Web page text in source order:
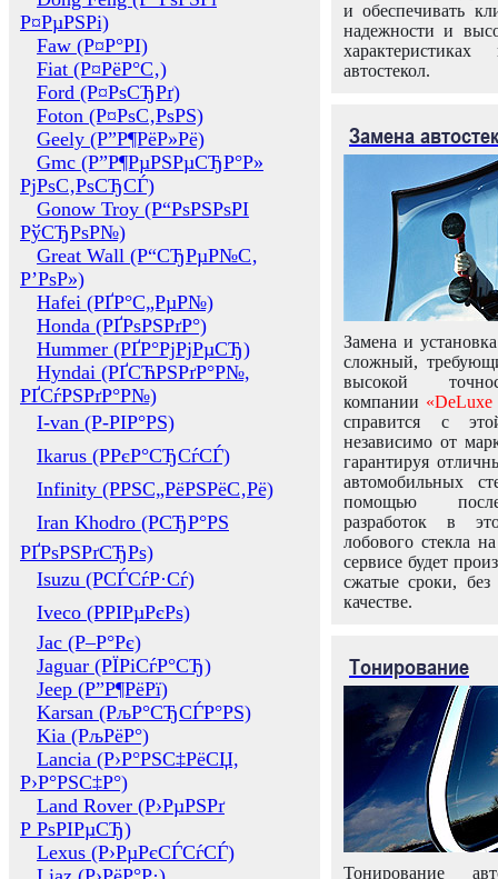
Р¤РµРЅРі)
Faw (Р¤Р°РІ)
Fiat (Р¤РёР°С‚)
Ford (Р¤РѕСЂРґ)
Foton (Р¤РѕС‚РѕРЅ)
Geely (Р”Р¶РёР»Рё)
Gmc (Р”Р¶РµРЅРµСЂР°Р»
РјРѕС‚РѕСЂСЃ)
Gonow Troy (Р“РѕРЅРѕРІ
РўСЂРѕР№)
Great Wall (Р“СЂРµР№С‚
Р’РѕР»)
Hafei (РҐР°С„РµР№)
Honda (РҐРѕРЅРґР°)
Hummer (РҐР°РјРјРµСЂ)
Hyndai (РҐСЋРЅРґР°Р№,
РҐСѓРЅРґР°Р№)
I-van (Р-РІР°РЅ)
Ikarus (РРєР°СЂСѓСЃ)
Infinity (РРЅС„РёРЅРёС‚Рё)
Iran Khodro (РСЂР°РЅ
РҐРѕРЅРґСЂРѕ)
Isuzu (РСЃСѓР·Сѓ)
Iveco (РРІРµРєРѕ)
Jac (Р–Р°Рє)
Jaguar (РЇРіСѓР°СЂ)
Jeep (Р”Р¶РёРї)
Karsan (РљР°СЂСЃР°РЅ)
Kia (РљРёР°)
Lancia (Р›Р°РЅС‡РёСЏ,
Р›Р°РЅС‡Р°)
Land Rover (Р›РµРЅРґ
Р РѕРІРµСЂ)
Lexus (Р›РµРєСЃСѓСЃ)
и обеспечивать
надежности и
автостекол.
Замена
Замена и
сложный,
высокой
компании «DeLuxe
справится с
независимо от
гарантируя
автомобильных
помощью
разработок в
лобового стекла
сервисе будет
сжатые сроки,
качестве.
Тонирование
Тонирование